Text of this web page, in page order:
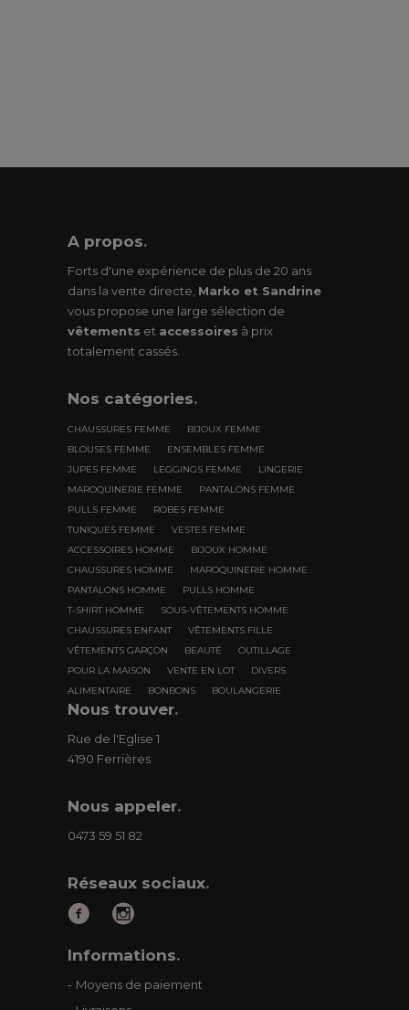
A propos.
Forts d'une expérience de plus de 20 ans
dans la vente directe, Marko et Sandrine
vous propose une large sélection de
vêtements et accessoires à prix
totalement cassés.
Nos catégories.
CHAUSSURES FEMME
BIJOUX FEMME
BLOUSES FEMME
ENSEMBLES FEMME
JUPES FEMME
LEGGINGS FEMME
LINGERIE
MAROQUINERIE FEMME
PANTALONS FEMME
PULLS FEMME
ROBES FEMME
TUNIQUES FEMME
VESTES FEMME
ACCESSOIRES HOMME
BIJOUX HOMME
CHAUSSURES HOMME
MAROQUINERIE HOMME
PANTALONS HOMME
PULLS HOMME
T-SHIRT HOMME
SOUS-VÊTEMENTS HOMME
CHAUSSURES ENFANT
VÊTEMENTS FILLE
VÊTEMENTS GARÇON
BEAUTÉ
OUTILLAGE
POUR LA MAISON
VENTE EN LOT
DIVERS
ALIMENTAIRE
BONBONS BOULANGERIE
Nous trouver.
Rue de l'Eglise 1
4190 Ferrières
Nous appeler.
0473 59 51 82
Réseaux sociaux.
Informations.
Moyens de paiement